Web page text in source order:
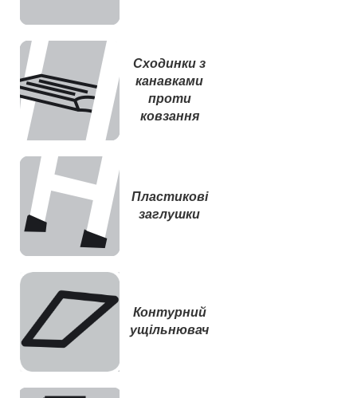
Сходинки з
канавками
проти
ковзання
Пластикові
заглушки
Контурний
ущільнювач